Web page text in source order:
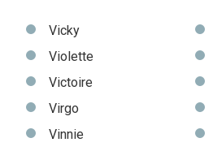
Vicky
Violette
Victoire
Virgo
Vinnie